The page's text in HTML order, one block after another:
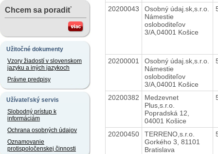
Chcem sa poradiť
Užitočné dokumenty
Vzory žiadostí v slovenskom
jazyku a iných jazykoch
Právne predpisy
Užívateľský servis
Slobodný prístup k
informáciám
Ochrana osobných údajov
Oznamovanie
protispoločenskej činnosti
20200043
Osobný údaj.sk,s.r.o.
Námestie
osloboditeľov
3/A,04001 Košice
20200001
Osobný údaj.sk,s.r.o.
Námestie
osloboditeľov
3/A,04001 Košice
20200382
Medzevnet
Plus,s.r.o.
Popradská 12,
04001 Košice
20200450
TERRENO,s.r.o.
Gorkého 3, 81101
Bratislava